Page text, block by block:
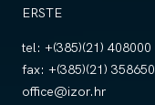
ERSTE
tel: +(385)(21) 408000
fax: +(385)(21) 358650
office@izor.hr